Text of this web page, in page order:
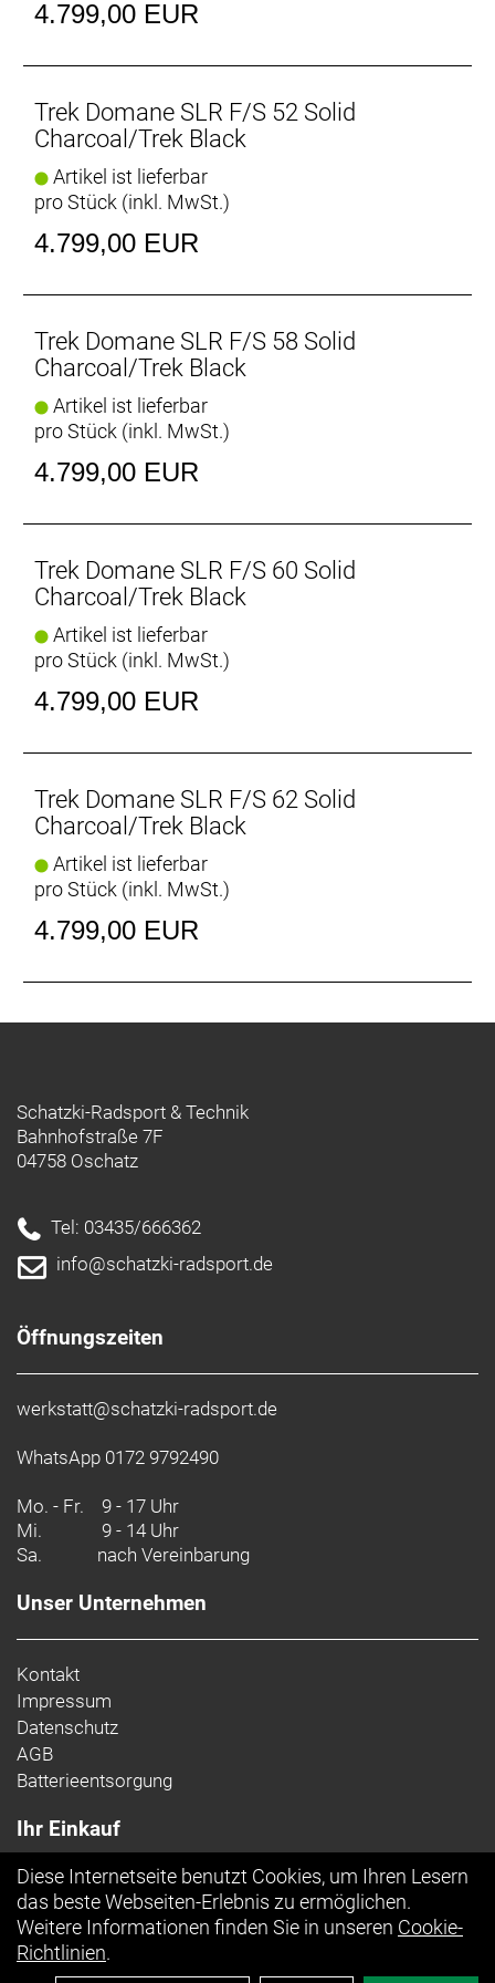
hat die Domane SLR-Plattform zum „Superbike of
zwei unterschiedlichen Offsets) ist separat
erhältlich
Der Komfort-Vorteil
Vorderes und hinteres IsoSpeed schlucken
ermüdende Fahrbahnunebenheiten, damit du länger
kraftvoll in die Pedale treten kannst.
4.799,00 EUR
Trek Domane SLR F/S 52 Solid
Charcoal/Trek Black
Artikel ist lieferbar
pro Stück (inkl. MwSt.)
4.799,00 EUR
Trek Domane SLR F/S 58 Solid
Charcoal/Trek Black
Artikel ist lieferbar
pro Stück (inkl. MwSt.)
4.799,00 EUR
Trek Domane SLR F/S 60 Solid
Charcoal/Trek Black
Artikel ist lieferbar
pro Stück (inkl. MwSt.)
4.799,00 EUR
Trek Domane SLR F/S 62 Solid
Charcoal/Trek Black
Artikel ist lieferbar
pro Stück (inkl. MwSt.)
4.799,00 EUR
Schatzki-Radsport & Technik
Bahnhofstraße 7F
04758 Oschatz
Tel: 03435/666362
info@schatzki-radsport.de
Öffnungszeiten
werkstatt@schatzki-radsport.de
WhatsApp 0172 9792490
Mo. - Fr. 9 - 17 Uhr
Mi.
9 - 14 Uhr
Sa.
nach Vereinbarung
Unser Unternehmen
Kontakt
Impressum
Datenschutz
AGB
Batterieentsorgung
Ihr Einkauf
Top Artikel
Diese Internetseite benutzt Cookies, um Ihren Lesern
das beste Webseiten-Erlebnis zu ermöglichen.
Weitere Informationen finden Sie in unseren Cookie-
Richtlinien.